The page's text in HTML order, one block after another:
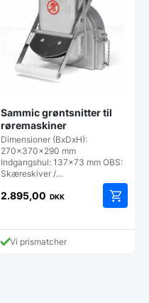
Sammic grøntsnitter til
røremaskiner
Dimensioner (BxDxH):
270x370x290 mm
Indgangshul: 137x73 mm OBS:
Skæreskiver /…
2.895,00 DKK
Vi prismatcher